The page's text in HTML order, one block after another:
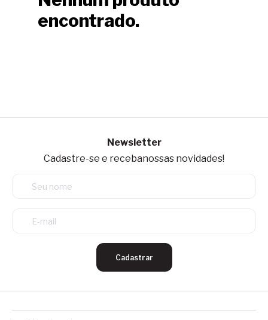
encontrado.
Newsletter
Cadastre-se e recebanossas novidades!
Cadastrar